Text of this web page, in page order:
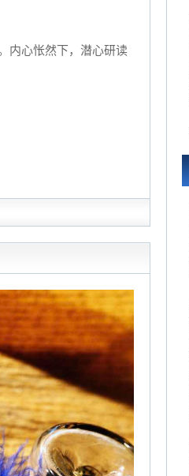
内心怅然下，潜心研读